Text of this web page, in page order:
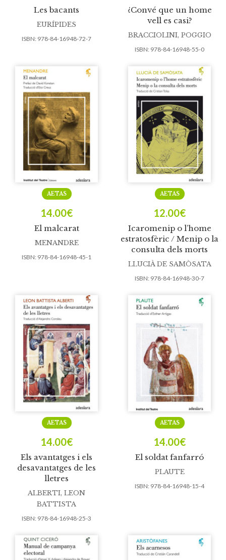
Les bacants
EURÍPIDES
ISBN: 978-84-16948-72-7
¿Convé que un home
vell es casi?
BRACCIOLINI, POGGIO
ISBN: 978-84-16948-55-0
El malcarat
AETAS
14.00€
MENANDRE
ISBN: 978-84-16948-45-1
Icaromenip o l’home
estratosfèric / Menip o la
consulta dels morts
AETAS
12.00€
LLUCIÀ DE SAMÒSATA
ISBN: 978-84-16948-30-7
Els avantatges i els
desavantatges de les
lletres
AETAS
14.00€
ALBERTI, LEON
BATTISTA
ISBN: 978-84-16948-25-3
El soldat fanfarró
AETAS
14.00€
PLAUTE
ISBN: 978-84-16948-15-4